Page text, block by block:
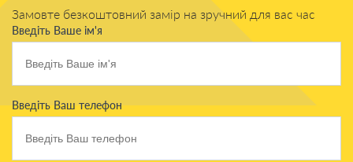
Замовте безкоштовний замір на зручний для вас час
Введіть Ваше ім'я
Введіть Ваш телефон